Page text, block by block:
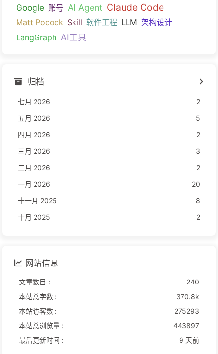
Google 账号 AI Agent Claude Code
Matt Pocock Skill 软件工程 LLM 架构设计
LangGraph AI工具
归档
七月 2026
2
五月 2026
5
四月 2026
2
三月 2026
3
二月 2026
2
一月 2026
20
十一月 2025
8
十月 2025
2
网站信息
文章数目 :
240
本站总字数 :
370.8k
本站访客数 :
275293
本站总浏览量 :
443897
最后更新时间 :
9 天前